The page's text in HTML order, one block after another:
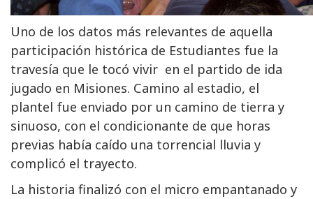
Uno de los datos más relevantes de aquella
participación histórica de Estudiantes fue la
travesía que le tocó vivir en el partido de ida
jugado en Misiones. Camino al estadio, el
plantel fue enviado por un camino de tierra y
sinuoso, con el condicionante de que horas
previas había caído una torrencial lluvia y
complicó el trayecto.
La historia finalizó con el micro empantanado y